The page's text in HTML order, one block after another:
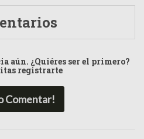
aún. ¿Quiéres ser el primero?
registrarte
Comentar!